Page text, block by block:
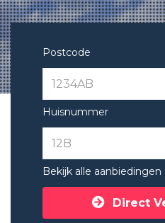
Postcode
Huisnummer
Bekijk alle aanbiedingen
Direct